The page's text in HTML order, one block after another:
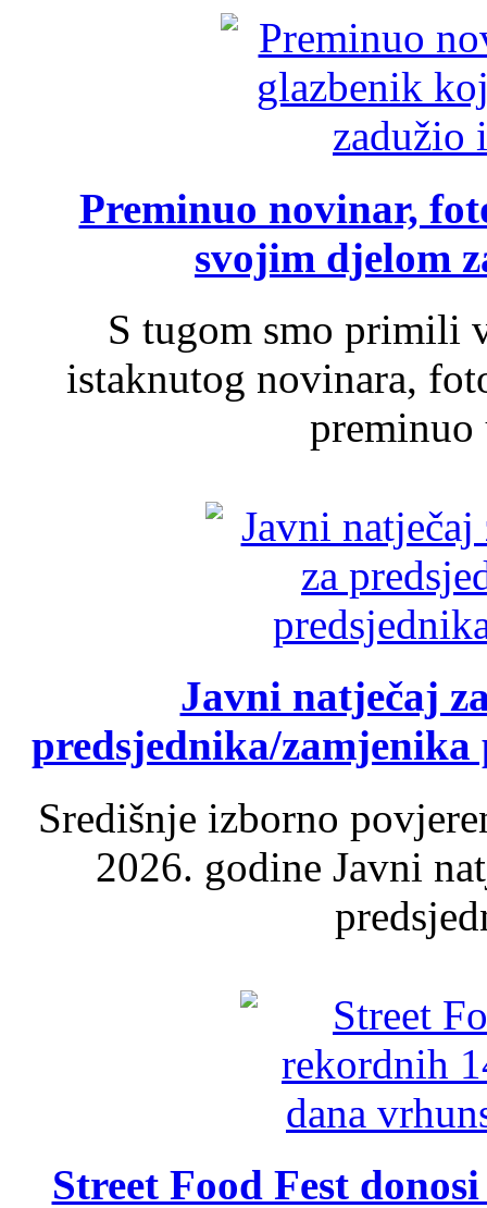
Preminuo novinar,
svojim djelom
S tugom smo primili
istaknutog novinara,
Javni natječaj
predsjednika/
Središnje izborno
2026. godine Javni
Street Food Fest